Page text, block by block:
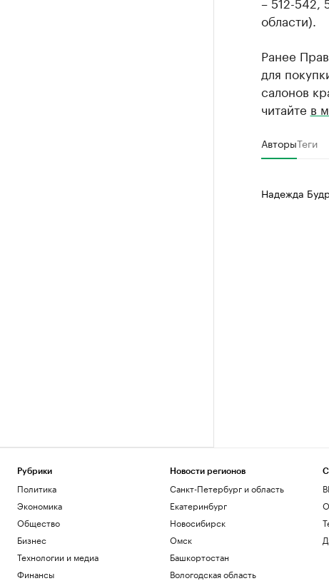
области).
Ранее
для
салонов
читайте в
АвторыТеги
Надежда
Рубрики
Политика
Экономика
Общество
Бизнес
Технологии и медиа
Финансы
Новости регионов
Санкт-Петербург и область
Екатеринбург
Новосибирск
Омск
Башкортостан
Вологодская область